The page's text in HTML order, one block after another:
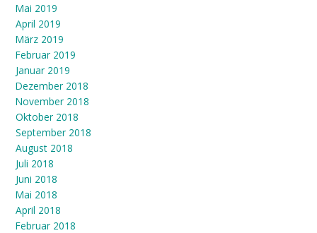
Mai 2019
April 2019
März 2019
Februar 2019
Januar 2019
Dezember 2018
November 2018
Oktober 2018
September 2018
August 2018
Juli 2018
Juni 2018
Mai 2018
April 2018
Februar 2018